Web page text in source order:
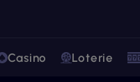
Casino Loterie